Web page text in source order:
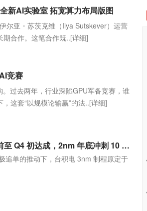
新AI实验室 拓宽算力布局版图
尔亚・苏茨克维（Ilya Sutskever）运营
期合作。这笔合作既..[详细]
竞赛
过去两年，行业深陷GPU军备竞赛，谁
这套“以规模论输赢”的法..[详细]
英伟达 AMD 博通追单：台积电 3nm 月产 18 万片目标有望提前至 Q4 初达成，2nm 年底冲刺 10 万片
追单的推动下，台积电 3nm 制程原定于